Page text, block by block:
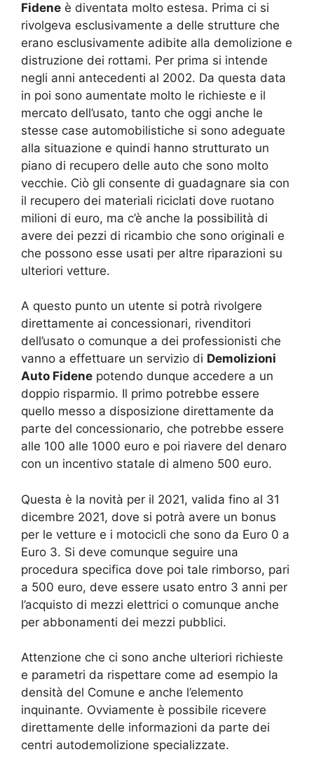
Fidene è diventata molto estesa. Prima ci si
rivolgeva esclusivamente a delle strutture che
erano esclusivamente adibite alla demolizione e
distruzione dei rottami. Per prima si intende
negli anni antecedenti al 2002. Da questa data
in poi sono aumentate molto le richieste e il
mercato dell’usato, tanto che oggi anche le
stesse case automobilistiche si sono adeguate
alla situazione e quindi hanno strutturato un
piano di recupero delle auto che sono molto
vecchie. Ciò gli consente di guadagnare sia con
il recupero dei materiali riciclati dove ruotano
milioni di euro, ma c’è anche la possibilità di
avere dei pezzi di ricambio che sono originali e
che possono esse usati per altre riparazioni su
ulteriori vetture.
A questo punto un utente si potrà rivolgere
direttamente ai concessionari, rivenditori
dell’usato o comunque a dei professionisti che
vanno a effettuare un servizio di Demolizioni
Auto Fidene potendo dunque accedere a un
doppio risparmio. Il primo potrebbe essere
quello messo a disposizione direttamente da
parte del concessionario, che potrebbe essere
alle 100 alle 1000 euro e poi riavere del denaro
con un incentivo statale di almeno 500 euro.
Questa è la novità per il 2021, valida fino al 31
dicembre 2021, dove si potrà avere un bonus
per le vetture e i motocicli che sono da Euro 0 a
Euro 3. Si deve comunque seguire una
procedura specifica dove poi tale rimborso, pari
a 500 euro, deve essere usato entro 3 anni per
l’acquisto di mezzi elettrici o comunque anche
per abbonamenti dei mezzi pubblici.
Attenzione che ci sono anche ulteriori richieste
e parametri da rispettare come ad esempio la
densità del Comune e anche l’elemento
inquinante. Ovviamente è possibile ricevere
direttamente delle informazioni da parte dei
centri autodemolizione specializzate.